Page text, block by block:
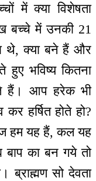
में क्या विशेषता
बच्चे में उनकी 21
थे, क्या बने हैं और
भविष्य कितना
हैं। आप हरेक भी
हर्षित होते हो?
हम यह हैं, कल यह
का बन गये तो
ब्राह्मण सो देवता